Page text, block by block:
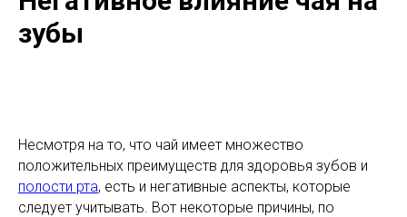
зубы
Несмотря на то, что чай имеет множество
положительных преимуществ для здоровья зубов и
полости рта, есть и негативные аспекты, которые
следует учитывать. Вот некоторые причины, по